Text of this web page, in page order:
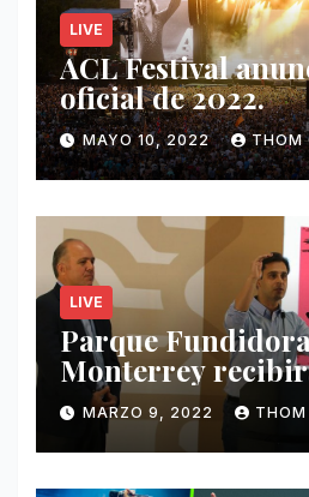
LIVE
ACL Festival
oficial de 2022.
MAYO 10, 2022 THOM
LIVE
Parque
Monterrey
ingresos por
Música.
MARZO 9, 2022 THOM